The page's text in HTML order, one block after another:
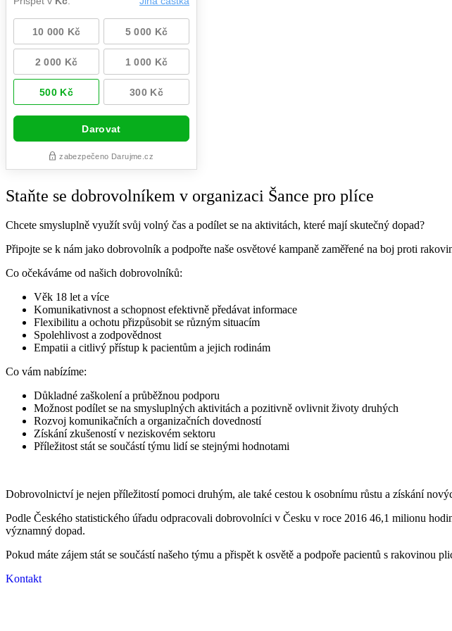
Staňte se dobrovolníkem v organizaci Šance pro plíce
Chcete smysluplně využít svůj volný čas a podílet se na aktivitách, které mají skutečný dopad?
Připojte se k nám jako dobrovolník a podpořte naše osvětové kampaně zaměřené na boj proti
Co očekáváme od našich dobrovolníků:
Věk 18 let a více
Komunikativnost a schopnost efektivně předávat informace
Flexibilitu a ochotu přizpůsobit se různým situacím
Spolehlivost a zodpovědnost
Empatii a citlivý přístup k pacientům a jejich rodinám
Co vám nabízíme:
Důkladné zaškolení a průběžnou podporu
Možnost podílet se na smysluplných aktivitách a pozitivně ovlivnit životy druhých
Rozvoj komunikačních a organizačních dovedností
Získání zkušeností v neziskovém sektoru
Příležitost stát se součástí týmu lidí se stejnými hodnotami
Dobrovolnictví je nejen příležitostí pomoci druhým, ale také cestou k osobnímu růstu a získání
Podle Českého statistického úřadu odpracovali dobrovolníci v Česku v roce 2016 46,1 milionu
významný dopad.
Pokud máte zájem stát se součástí našeho týmu a přispět k osvětě a podpoře pacientů s rakovinou
Kontakt